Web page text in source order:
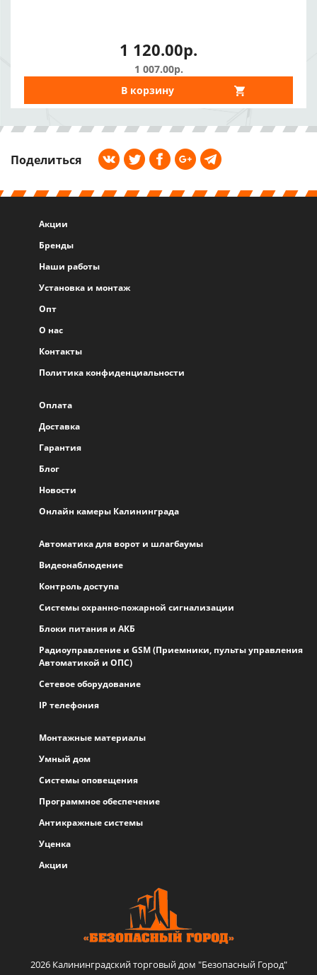
1 120.00р.
1 007.00р.
В корзину
Поделиться
Акции
Бренды
Наши работы
Установка и монтаж
Опт
О нас
Контакты
Политика конфиденциальности
Оплата
Доставка
Гарантия
Блог
Новости
Онлайн камеры Калининграда
Автоматика для ворот и шлагбаумы
Видеонаблюдение
Контроль доступа
Системы охранно-пожарной сигнализации
Блоки питания и АКБ
Радиоуправление и GSM (Приемники, пульты управления
Автоматикой и ОПС)
Сетевое оборудование
IP телефония
Монтажные материалы
Умный дом
Системы оповещения
Программное обеспечение
Антикражные системы
Уценка
Акции
2026 Калининградский торговый дом "Безопасный Город"